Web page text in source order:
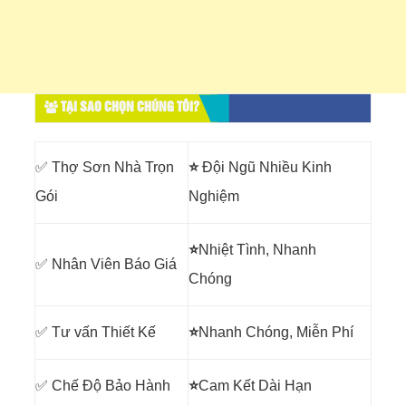
TẠI SAO CHỌN CHÚNG TÔI?
✅ Thợ Sơn Nhà Trọn
Gói
⭐Đội Ngũ Nhiều Kinh
Nghiệm
✅ Nhân Viên Báo Giá
⭐Nhiệt Tình, Nhanh
Chóng
✅ Tư vấn Thiết Kế ⭐Nhanh Chóng, Miễn Phí
✅ Chế Độ Bảo Hành ⭐Cam Kết Dài Hạn